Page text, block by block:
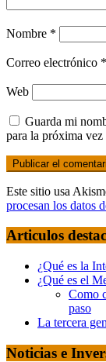
Nombre *
Correo electrónico *
Web
Guarda mi
para la próxima vez
Este sitio usa
procesan los datos
Articulos
¿Qué es la
¿Qué es el
Como
paso
La tercera
Noticias e